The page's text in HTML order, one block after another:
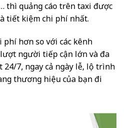
thì quảng cáo trên taxi được
tiết kiệm chi phí nhất.
hơn so với các kênh
người tiếp cận lớn và đa
24/7, ngay cả ngày lễ, lộ trình
thương hiệu của bạn đi